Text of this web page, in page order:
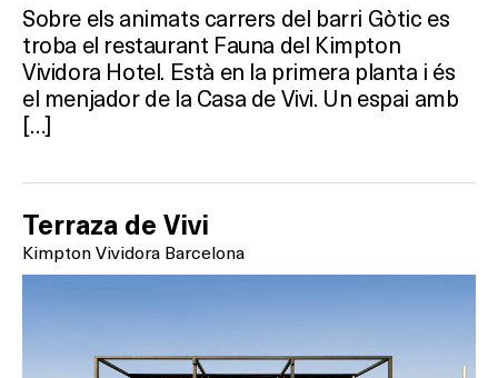
Sobre els animats carrers del barri Gòtic es
troba el restaurant Fauna del Kimpton
Vividora Hotel. Està en la primera planta i és
el menjador de la Casa de Vivi. Un espai amb
[…]
Terraza de Vivi
Kimpton Vividora Barcelona